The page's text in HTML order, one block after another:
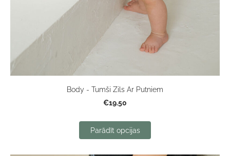
Body - Tumši Zils Ar Putniem
€19.50
Parādīt opcijas